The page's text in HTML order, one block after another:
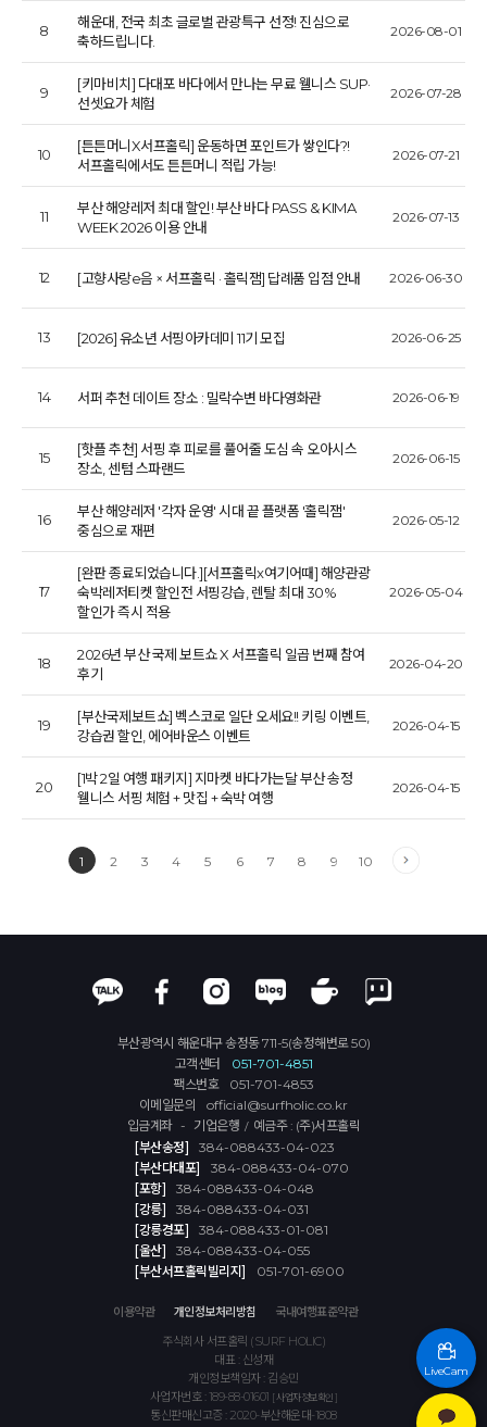
8
해운대, 전국 최초 글로벌 관광특구 선정! 진심으로
축하드립니다.
2026-08-01
9
[키마비치] 다대포 바다에서 만나는 무료 웰니스 SUP·
선셋요가 체험
2026-07-28
10
[튼튼머니X서프홀릭] 운동하면 포인트가 쌓인다?!
서프홀릭에서도 튼튼머니 적립 가능!
2026-07-21
11
부산 해양레저 최대 할인! 부산 바다 PASS & KIMA
WEEK 2026 이용 안내
2026-07-13
12 [고향사랑e음 × 서프홀릭 · 홀릭잼] 답례품 입점 안내 2026-06-30
13 [2026] 유소년 서핑아카데미 11기 모집 2026-06-25
14 서퍼 추천 데이트 장소 : 밀락수변 바다영화관 2026-06-19
15
[핫플 추천] 서핑 후 피로를 풀어줄 도심 속 오아시스
장소, 센텀 스파랜드
2026-06-15
16
부산 해양레저 '각자 운영' 시대 끝 플랫폼 '홀릭잼'
중심으로 재편
2026-05-12
17
[완판 종료되었습니다.][서프홀릭x여기어때] 해양관광
숙박레저티켓 할인전 서핑강습, 렌탈 최대 30%
할인가 즉시 적용
2026-05-04
18
2026년 부산 국제 보트쇼 X 서프홀릭 일곱 번째 참여
후기
2026-04-20
19
[부산국제보트쇼] 벡스코로 일단 오세요!! 키링 이벤트,
강습권 할인, 에어바운스 이벤트
2026-04-15
20
[1박 2일 여행 패키지] 지마켓 바다가는달 부산 송정
웰니스 서핑 체험 + 맛집 + 숙박 여행
2026-04-15
1 2 3 4 5 6 7 8 9 10
부산광역시 해운대구 송정동 711-5(송정해변로 50)
고객센터
051-701-4851
팩스번호
051-701-4853
이메일문의
official@surfholic.co.kr
입금계좌 - 기업은행/예금주 : (주)서프홀릭
[부산송정]
384-088433-04-023
[부산다대포]
384-088433-04-070
[포항]
384-088433-04-048
[강릉]
384-088433-04-031
[강릉경포]
384-088433-01-081
[울산]
384-088433-04-055
[부산서프홀릭빌리지]
051-701-6900
이용약관 개인정보처리방침
국내여행표준약관
주식회사 서프홀릭 (SURF HOLIC)
대표 : 신성재
개인정보책임자 : 김승민
사업자번호 : 189-88-01601 [ 사업자정보확인 ]
통신판매신고증 : 2020-부산해운대-1808
LiveCam